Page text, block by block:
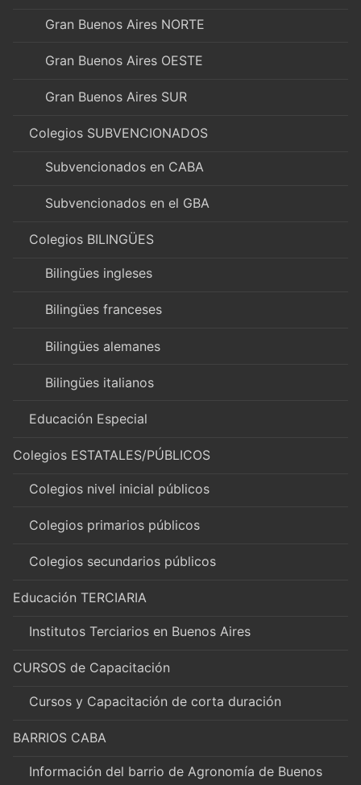
Gran Buenos Aires NORTE
Gran Buenos Aires OESTE
Gran Buenos Aires SUR
Colegios SUBVENCIONADOS
Subvencionados en CABA
Subvencionados en el GBA
Colegios BILINGÜES
Bilingües ingleses
Bilingües franceses
Bilingües alemanes
Bilingües italianos
Educación Especial
Colegios ESTATALES/PÚBLICOS
Colegios nivel inicial públicos
Colegios primarios públicos
Colegios secundarios públicos
Educación TERCIARIA
Institutos Terciarios en Buenos Aires
CURSOS de Capacitación
Cursos y Capacitación de corta duración
BARRIOS CABA
Información del barrio de Agronomía de Buenos